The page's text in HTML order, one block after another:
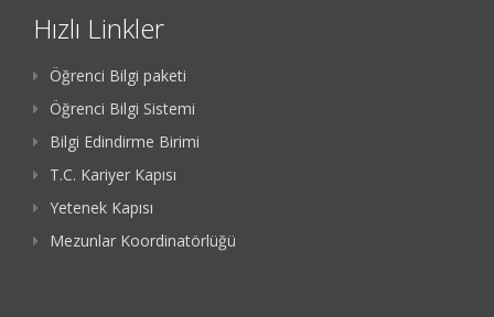
Hızlı Linkler
Öğrenci Bilgi paketi
Öğrenci Bilgi Sistemi
Bilgi Edindirme Birimi
T.C. Kariyer Kapısı
Yetenek Kapısı
Mezunlar Koordinatörlüğü